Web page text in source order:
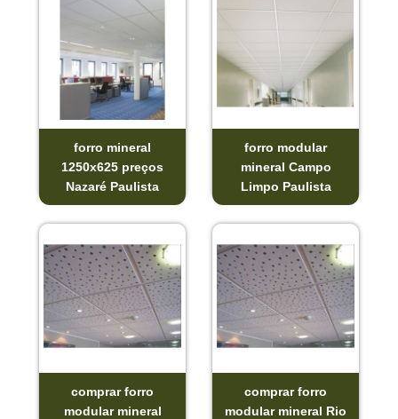
forro mineral
1250x625 preços
Nazaré Paulista
forro modular
mineral Campo
Limpo Paulista
comprar forro
modular mineral
comprar forro
modular mineral Rio